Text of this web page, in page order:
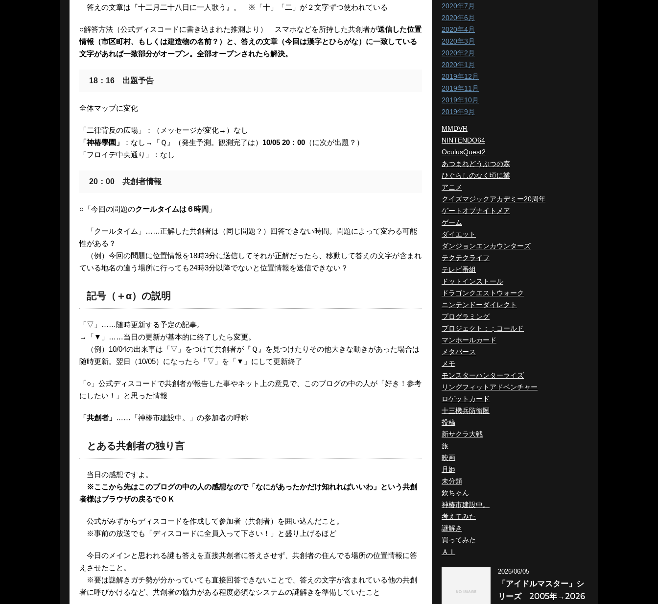
答えの文章は『十二月二十八日に一人歌う』。 ※「十」「二」が２文字ずつ使われている
○解答方法（公式ディスコードに書き込まれた推測より） スマホなどを所持した共創者が送信した位置
情報（市区町村、もしくは建造物の名前？）と、答えの文章（今回は漢字とひらがな）に一致している
文字があれば一致部分がオープン。全部オープンされたら解決。
18：16 出題予告
全体マップに変化
「二律背反の広場」：（メッセージが変化→）なし
「神椿學園」
：なし→『Ｑ』（発生予測。観測完了は） 10/05 20：00 （に次が出題？）
「フロイデ中央通り」：なし
20：00 共創者情報
○「今回の問題のクールタイムは６時間 」
「クールタイム」……正解した共創者は（同じ問題？）回答できない時間。問題によって変わる可能
性がある？
（例）今回の問題に位置情報を18時3分に送信してそれが正解だったら、移動して答えの文字が含まれ
ている地名の違う場所に行っても24時3分以降でないと位置情報を送信できない？
記号（＋α）の説明
「▽」……随時更新する予定の記事。
→「▼」……当日の更新が基本的に終了したら変更。
（例）10/04の出来事は「▽」をつけて共創者が『Ｑ』を見つけたりその他大きな動きがあった場合は
随時更新。翌日（10/05）になったら「▽」を「▼」にして更新終了
「○」公式ディスコードで共創者が報告した事やネット上の意見で、このブログの中の人が「好き！参考
にしたい！」と思った情報
「共創者」 ……「神椿市建設中。」の参加者の呼称
とある共創者の独り言
当日の感想ですよ。
※ここから先はこのブログの中の人の感想なので「なにがあったかだけ知れればいいわ」という共創
者様はブラウザの戻るでＯＫ
公式がみずからディスコードを作成して参加者（共創者）を囲い込んだこと。
※事前の放送でも「ディスコードに全員入って下さい！」と盛り上げるほど
今日のメインと思われる謎も答えを直接共創者に答えさせず、共創者の住んでる場所の位置情報に答
えさせたこと。
※要は謎解きガチ勢が分かっていても直接回答できないことで、答えの文字が含まれている他の共創
者に呼びかけるなど、共創者の協力がある程度必須なシステムの謎解きを準備していたこと
2020年7月
2020年6月
2020年4月
2020年3月
2020年2月
2020年1月
2019年12月
2019年11月
2019年10月
2019年9月
MMDVR
NINTENDO64
OculusQuest2
あつまれどうぶつの森
ひぐらしのなく頃に業
アニメ
クイズマジックアカデミー20周年
ゲートオブナイトメア
ゲーム
ダイエット
ダンジョンエンカウンターズ
テクテクライフ
テレビ番組
ドットインストール
ドラゴンクエストウォーク
ニンテンドーダイレクト
プログラミング
プロジェクト：；コールド
マンホールカード
メタバース
メモ
モンスターハンターライズ
リングフィットアドベンチャー
ロゲットカード
十三機兵防衛圏
投稿
新サクラ大戦
旅
映画
月姫
未分類
欽ちゃん
神椿市建設中。
考えてみた
謎解き
買ってみた
ＡＩ
2026/06/05
「アイドルマスター」シ
リーズ 2005年→2026